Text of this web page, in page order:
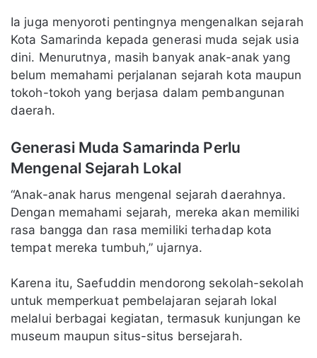
Ia juga menyoroti pentingnya mengenalkan sejarah
Kota Samarinda kepada generasi muda sejak usia
dini. Menurutnya, masih banyak anak-anak yang
belum memahami perjalanan sejarah kota maupun
tokoh-tokoh yang berjasa dalam pembangunan
daerah.
Generasi Muda Samarinda Perlu
Mengenal Sejarah Lokal
“Anak-anak harus mengenal sejarah daerahnya.
Dengan memahami sejarah, mereka akan memiliki
rasa bangga dan rasa memiliki terhadap kota
tempat mereka tumbuh,” ujarnya.
Karena itu, Saefuddin mendorong sekolah-sekolah
untuk memperkuat pembelajaran sejarah lokal
melalui berbagai kegiatan, termasuk kunjungan ke
museum maupun situs-situs bersejarah.